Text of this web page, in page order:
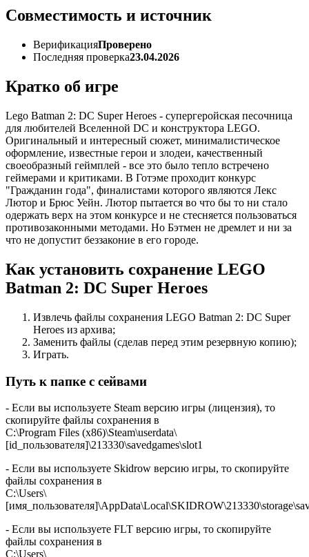
Совместимость и источник
ВерификацияПроверено
Последняя проверка23.04.2026
Кратко об игре
Lego Batman 2: DC Super Heroes - супергеройская песочница
для любителей Вселенной DC и конструктора LEGO.
Оригинальный и интересный сюжет, минималистическое
оформление, известные герои и злодеи, качественный
своеобразный геймплей - все это было тепло встречено
геймерами и критиками. В Готэме проходит конкурс
"Гражданин года", финалистами которого являются Лекс
Лютор и Брюс Уейн. Лютор пытается во что бы то ни стало
одержать верх на этом конкурсе и не стесняется пользоваться
противозаконными методами. Но Бэтмен не дремлет и ни за
что не допустит беззаконие в его городе.
Как установить сохранение LEGO
Batman 2: DC Super Heroes
Извлечь файлы сохранения LEGO Batman 2: DC Super
Heroes из архива;
Заменить файлы (сделав перед этим резервную копию);
Играть.
Путь к папке с сейвами
- Если вы используете Steam версию игры (лицензия), то
скопируйте файлы сохранения в
C:\Program Files (x86)\Steam\userdata\
[id_пользователя]\213330\savedgames\slot1
- Если вы используете Skidrow версию игры, то скопируйте
файлы сохранения в
C:\Users\
- Если вы используете FLT версию игры, то скопируйте
файлы сохранения в
C:\Users\